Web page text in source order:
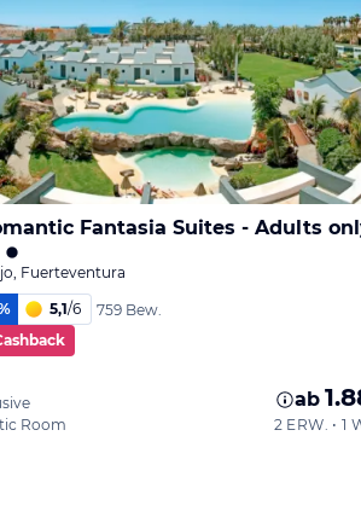
Fantasia Suites - Adults
Fuerteventura
5,1/6
759 Bew.
Room
ab
2 ERW. • 1